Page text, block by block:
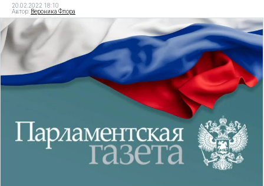
20.02.2022 18:10
Автор: Вероника Флора